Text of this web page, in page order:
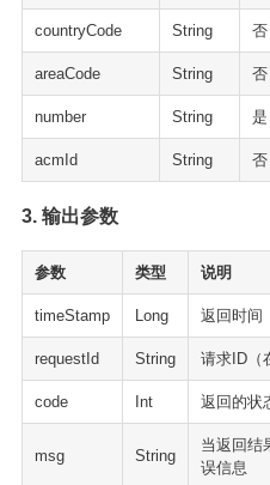
countryCode String 否
areaCode String 否
number String 是
acmId String 否
3. 输出参数
参数 类型 说明
timeStamp Long 返回时间
requestId String 请求ID（
code Int 返回的状
msg String
当返回结
误信息